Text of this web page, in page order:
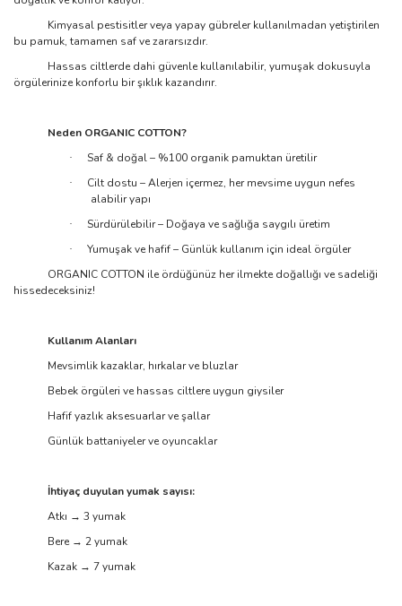
Kimyasal pestisitler veya yapay gübreler kullanılmadan yetiştirilen
bu pamuk, tamamen saf ve zararsızdır.
Hassas ciltlerde dahi güvenle kullanılabilir, yumuşak dokusuyla
örgülerinize konforlu bir şıklık kazandırır.
Neden ORGANIC COTTON?
· Saf & doğal – %100 organik pamuktan üretilir
·
Cilt dostu – Alerjen içermez, her mevsime uygun nefes
alabilir yapı
· Sürdürülebilir – Doğaya ve sağlığa saygılı üretim
·
Yumuşak ve hafif – Günlük kullanım için ideal örgüler
ORGANIC COTTON ile ördüğünüz her ilmekte doğallığı ve sadeliği
hissedeceksiniz!
Kullanım Alanları
Mevsimlik kazaklar, hırkalar ve bluzlar
Bebek örgüleri ve hassas ciltlere uygun giysiler
Hafif yazlık aksesuarlar ve şallar
Günlük battaniyeler ve oyuncaklar
İhtiyaç duyulan yumak sayısı:
Atkı → 3 yumak
Bere → 2 yumak
Kazak → 7 yumak